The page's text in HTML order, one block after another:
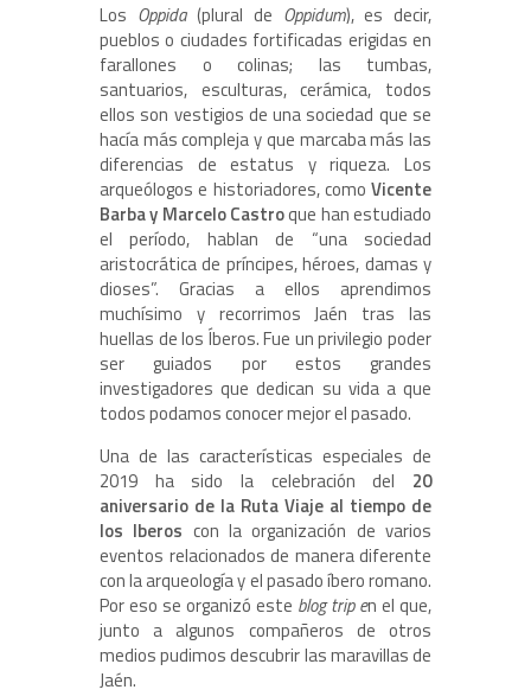
Los Oppida(plural de Oppidum), es decir,
pueblos o ciudades fortificadas erigidas en
farallones o colinas; las tumbas,
santuarios, esculturas, cerámica, todos
ellos son vestigios de una sociedad que se
hacía más compleja y que marcaba más las
diferencias de estatus y riqueza. Los
arqueólogos e historiadores, como Vicente
Barba y Marcelo Castroque han estudiado
el período, hablan de “una sociedad
aristocrática de príncipes, héroes, damas y
dioses”. Gracias a ellos aprendimos
muchísimo y recorrimos Jaén tras las
huellas de los Íberos. Fue un privilegio poder
ser guiados por estos grandes
investigadores que dedican su vida a que
todos podamos conocer mejor el pasado.
Una de las características especiales de
2019 ha sido la celebración del 20
aniversario de la Ruta Viaje al tiempo de
los Iberos con la organización de varios
eventos relacionados de manera diferente
con la arqueología y el pasado íbero romano.
Por eso se organizó este blog trip en el que,
junto a algunos compañeros de otros
medios pudimos descubrir las maravillas de
Jaén.